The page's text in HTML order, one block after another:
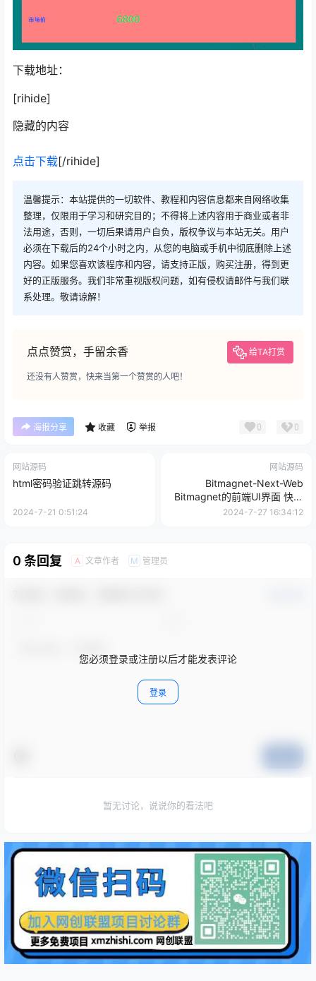
下载地址：
[rihide]
隐藏的内容
点击下载[/rihide]
温馨提示：本站提供的一切软件、教程和内容信息都来自网络收集
整理，仅限用于学习和研究目的；不得将上述内容用于商业或者非
法用途，否则，一切后果请用户自负，版权争议与本站无关。用户
必须在下载后的24个小时之内，从您的电脑或手机中彻底删除上述
内容。如果您喜欢该程序和内容，请支持正版，购买注册，得到更
好的正版服务。我们非常重视版权问题，如有侵权请邮件与我们联
系处理。敬请谅解！
点点赞赏，手留余香 给TA打赏
还没有人赞赏，快来当第一个赞赏的人吧！
海报分享 收藏 举报 0 0
网站源码
html密码验证跳转源码
2024-7-21 0:51:24
网站源码
Bitmagnet-Next-Web
Bitmagnet的前端UI界面 快速
搭建属于自己的磁力搜索引擎
2024-7-27 16:34:12
0 条回复 A 文章作者 M 管理员
您必须登录或注册以后才能发表评论
登录
暂无讨论，说说你的看法吧